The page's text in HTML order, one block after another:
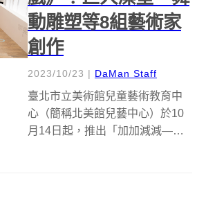
動雕塑等8組藝術家
創作
2023/10/23 | DaMan Staff
臺北市立美術館兒童藝術教育中
心（簡稱北美館兒藝中心）於10
月14日起，推出「加加減減—和